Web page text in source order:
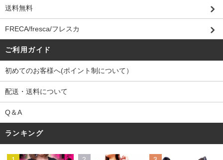
送料無料
FRECA/fresca/フレスカ
ご利用ガイド
初めてのお客様へ(ポイント制について）
配送・送料について
Q＆A
ランキング